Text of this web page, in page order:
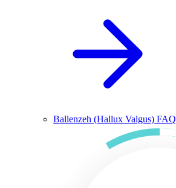
Ballenzeh (Hallux Valgus) FAQ